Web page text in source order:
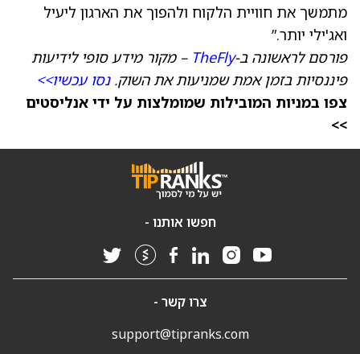
מתמשך את חוויית הלקוח ולהפוך את הארגון ליעיל
ואג'ילי יותר.”
פורסם לראשונה ב-TheFly – מקור מידע סופי לידיעות
פיננסיות בזמן אמת שמניעות את השוק.נסו עכשיו>>
צפו במניות המובילות שמומלצות על ידי אנליסטים
>>
חפשו אותנו -
צרו קשר -
support@tipranks.com